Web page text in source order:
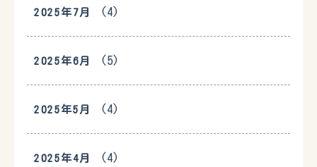
2025年7月 (4)
2025年6月 (5)
2025年5月 (4)
2025年4月 (4)